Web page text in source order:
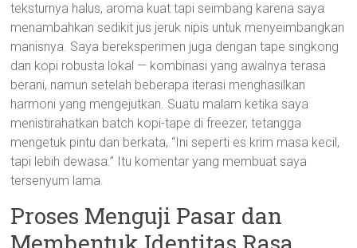
teksturnya halus, aroma kuat tapi seimbang karena saya
menambahkan sedikit jus jeruk nipis untuk menyeimbangkan
manisnya. Saya bereksperimen juga dengan tape singkong
dan kopi robusta lokal — kombinasi yang awalnya terasa
berani, namun setelah beberapa iterasi menghasilkan
harmoni yang mengejutkan. Suatu malam ketika saya
menistirahatkan batch kopi-tape di freezer, tetangga
mengetuk pintu dan berkata, “Ini seperti es krim masa kecil,
tapi lebih dewasa.” Itu komentar yang membuat saya
tersenyum lama.
Proses Menguji Pasar dan